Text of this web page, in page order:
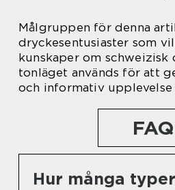
Målgruppen för denna
dryckesentusiaster som
kunskaper om schweizisk
tonläget används för att
och informativ upplevelse
FAQ
Hur många